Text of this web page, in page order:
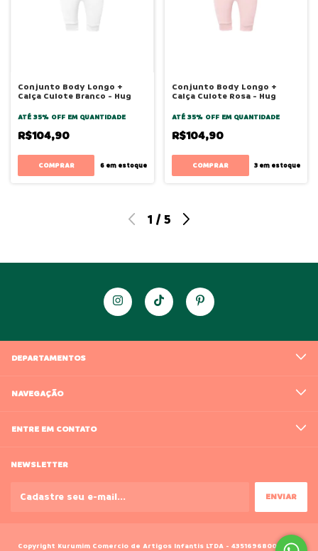
Conjunto Body Longo +
Calça Culote Branco - Hug
ATÉ 35% OFF EM QUANTIDADE
R$104,90
COMPRAR 6em estoque
Conjunto Body Longo +
Calça Culote Rosa - Hug
ATÉ 35% OFF EM QUANTIDADE
R$104,90
COMPRAR 3 em estoque
1 / 5
DEPARTAMENTOS
NAVEGAÇÃO
ENTRE EM CONTATO
NEWSLETTER
Copyright Kurumim Comercio de Artigos Infantis LTDA - 43516968000188 -